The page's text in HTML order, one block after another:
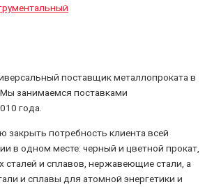
поставщик металлопроката в
занимаемся поставками
года.
закрыть потребность клиента всей
в одном месте: черный и цветной прокат,
сталей и сплавов, нержавеющие стали, а
и сплавы для атомной энергетики и